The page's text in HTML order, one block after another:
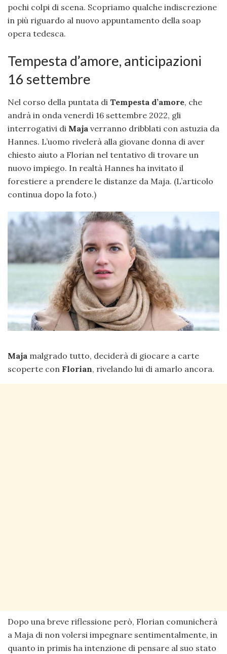
pochi colpi di scena. Scopriamo qualche indiscrezione
in più riguardo al nuovo appuntamento della soap
opera tedesca.
Tempesta d’amore, anticipazioni
16 settembre
Nel corso della puntata di Tempesta d’amore, che
andrà in onda venerdì 16 settembre 2022, gli
interrogativi di Maja verranno dribblati con astuzia da
Hannes. L’uomo rivelerà alla giovane donna di aver
chiesto aiuto a Florian nel tentativo di trovare un
nuovo impiego. In realtà Hannes ha invitato il
forestiere a prendere le distanze da Maja. (L’articolo
continua dopo la foto.)
Maja malgrado tutto, deciderà di giocare a carte
scoperte con Florian, rivelando lui di amarlo ancora.
Dopo una breve riflessione però, Florian comunicherà
a Maja di non volersi impegnare sentimentalmente, in
quanto in primis ha intenzione di pensare al suo stato